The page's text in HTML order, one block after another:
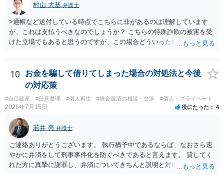
村山 大基 弁護士
>通帳など送付している時点でこちらに非があるのは理解しています
が、これは支払うべきなのでしょうか？ こちらの特殊詐欺の被害を受
けた立場でもあると思うのですが、この場合どういった対処が必要で
がいいとは思います。 そもそも、特殊詐欺関係なく旦那さんの行為
は法に触れる可能性もあります。 ＞100万を支払わず穏便に和解する
ことは可能でしょうか？ →一般的には難しいです。相談者さんも１０
０万円の被害を受けたとして、１円も払わないで和解したいと言われ
たら、 できるだけ重い刑罰を与えて欲しい、と思われるのではない
でしょうか。 ＞弁護士さんに入ってもらうことで支払額が下がること
はありますか？ そこはあり得ます、ただ、弁護士費用かけるならその
分賠償に回すことも考えられるので、 兼ね合いは考えてみましょう。
10
お金を騙して借りてしまった場合の対処法と今後
の対応策
#自己破産 #任意整理 #個人再生 #借金返済の相談・交渉 #個人・プライベート
2026年7月15日 役にたった 4
若井 亮 弁護士
ご連絡ありがとうございます。 執行猶予中であるならば、なおさら速
やかに弁済をして刑事事件化を防ぐべきであると言えます。 貸してく
れた方に真摯に謝罪し、弁済についてきちんと説明と対応を行ってい